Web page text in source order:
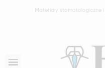
Materiały stomatologiczne i